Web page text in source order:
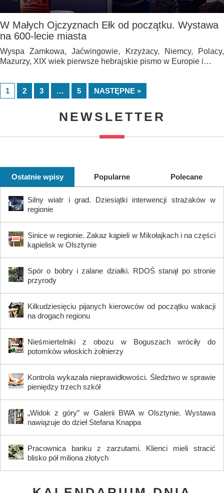
W Małych Ojczyznach Ełk od początku. Wystawa
na 600-lecie miasta
Wyspa Zamkowa, Jaćwingowie, Krzyżacy, Niemcy, Polacy,
Mazurzy, XIX wiek pierwsze hebrajskie pismo w Europie i…
1 2 3 … 5 NASTĘPNE »
NEWSLETTER
Ostatnie wpisy Popularne Polecane
Silny wiatr i grad. Dziesiątki interwencji strażaków w
regionie
Sinice w regionie. Zakaz kąpieli w Mikołajkach i na części
kąpielisk w Olsztynie
Spór o bobry i zalane działki. RDOŚ stanął po stronie
przyrody
Kilkudziesięciu pijanych kierowców od początku wakacji
na drogach regionu
Nieśmiertelniki z obozu w Boguszach wróciły do
potomków włoskich żołnierzy
Kontrola wykazała nieprawidłowości. Śledztwo w sprawie
pieniędzy trzech szkół
„Widok z góry” w Galerii BWA w Olsztynie. Wystawa
nawiązuje do dzieł Stefana Knappa
Pracownica banku z zarzutami. Klienci mieli stracić
blisko pół miliona złotych